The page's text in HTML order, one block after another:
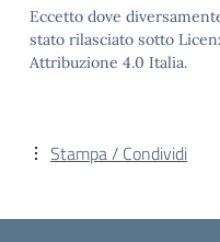
Eccetto dove
stato rilasciato sotto
Attribuzione 4.0 Italia.
Stampa / Condividi